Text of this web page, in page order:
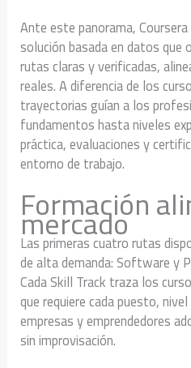
Ante este panorama,
solución basada en datos que
rutas claras y verificadas,
reales. A diferencia de los
trayectorias guían a los
fundamentos hasta niveles
práctica, evaluaciones y
entorno de trabajo.
Formación
mercado
Las primeras cuatro rutas
de alta demanda: Software y
Cada Skill Track traza los
que requiere cada puesto,
empresas y emprendedores
sin improvisación.